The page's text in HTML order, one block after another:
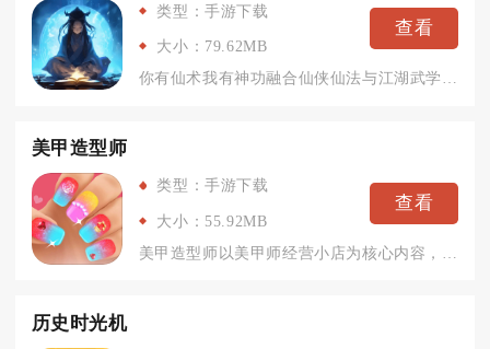
类型：手游下载
大小：79.62MB
查看
美甲造型师
类型：手游下载
大小：55.92MB
查看
历史时光机